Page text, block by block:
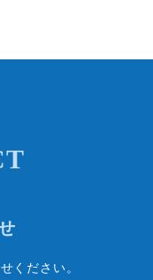
ください。